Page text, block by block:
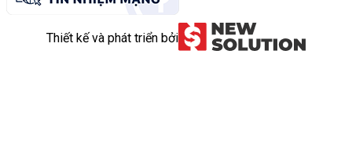
Thiết kế và phát triển bởi